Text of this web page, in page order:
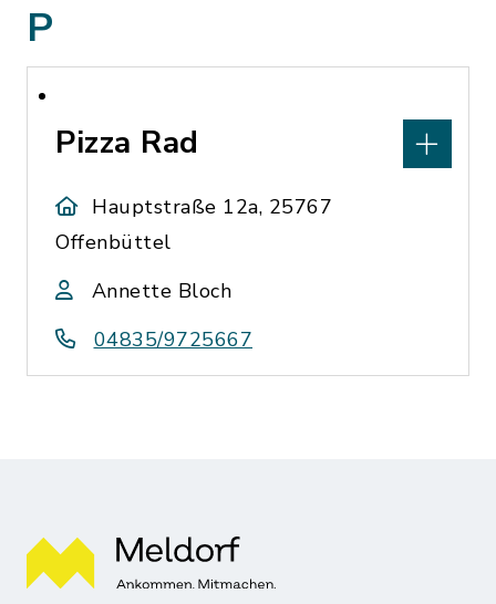
P
Pizza Rad
Hauptstraße 12a, 25767
Offenbüttel
Annette Bloch
04835/9725667